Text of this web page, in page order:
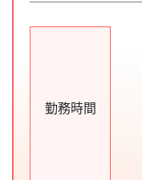
勤務時間